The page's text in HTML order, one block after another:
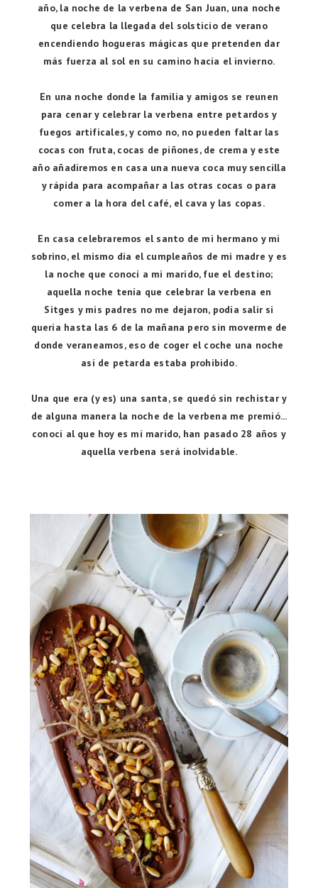
año, la noche de la verbena de San Juan, una noche
que celebra la llegada del solsticio de verano
encendiendo hogueras mágicas que pretenden dar
más fuerza al sol en su camino hacía el invierno.
En una noche donde la familia y amigos se reunen
para cenar y celebrar la verbena entre petardos y
fuegos artificales, y como no, no pueden faltar las
cocas con fruta, cocas de piñones, de crema y este
año añadiremos en casa una nueva coca muy sencilla
y rápida para acompañar a las otras cocas o para
comer a la hora del café, el cava y las copas.
En casa celebraremos el santo de mi hermano y mi
sobrino, el mismo día el cumpleaños de mi madre y es
la noche que conocí a mi marido, fue el destino;
aquella noche tenía que celebrar la verbena en
Sitges y mis padres no me dejaron, podía salir si
quería hasta las 6 de la mañana pero sin moverme de
donde veraneamos, eso de coger el coche una noche
así de petarda estaba prohibido.
Una que era (y es) una santa, se quedó sin rechistar y
de alguna manera la noche de la verbena me premió...
conocí al que hoy es mi marido, han pasado 28 años y
aquella verbena será inolvidable.